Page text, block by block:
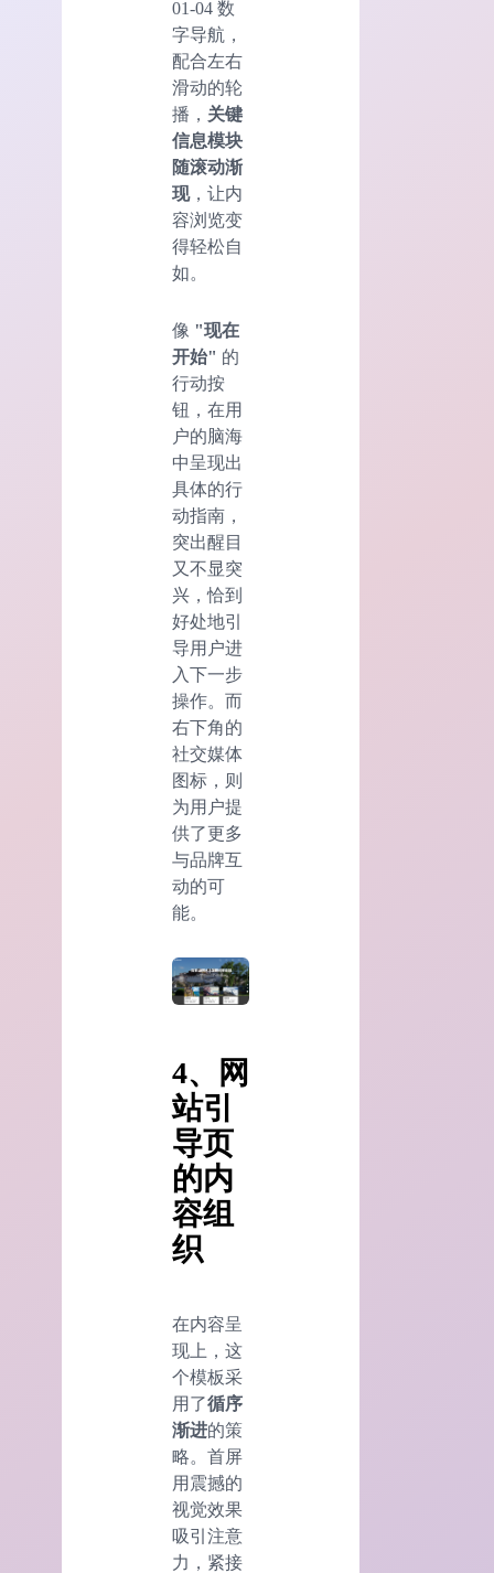
01-04 数
字导航，
配合左右
滑动的轮
播， 关键
信息模块
随滚动渐
现，让内
容浏览变
得轻松自
如。
像 "现在
开始" 的
行动按
钮，在用
户的脑海
中呈现出
具体的行
动指南，
突出醒目
又不显突
兴，恰到
好处地引
导用户进
入下一步
操作。而
右下角的
社交媒体
图标，则
为用户提
供了更多
与品牌互
动的可
能。
4、网
站引
导页
的内
容组
织
在内容呈
现上，这
个模板采
用了循序
渐进的策
略。首屏
用震撼的
视觉效果
吸引注意
力，紧接